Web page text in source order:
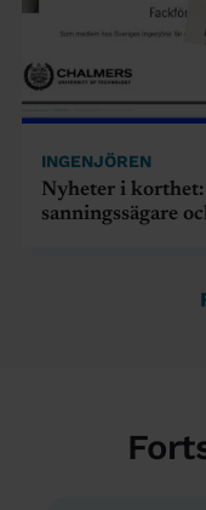
INGENJÖREN
Nyheter i
sanningssägare